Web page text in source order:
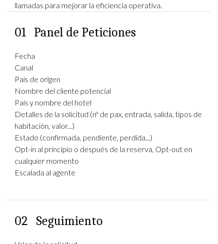
llamadas para mejorar la eficiencia operativa.
01 Panel de Peticiones
Fecha
Canal
País de origen
Nombre del cliente potencial
País y nombre del hotel
Detalles de la solicitud (nº de pax, entrada, salida, tipos de
habitación, valor...)
Estado (confirmada, pendiente, perdida...)
Opt-in al principio o después de la reserva, Opt-out en
cualquier momento
Escalada al agente
02 Seguimiento